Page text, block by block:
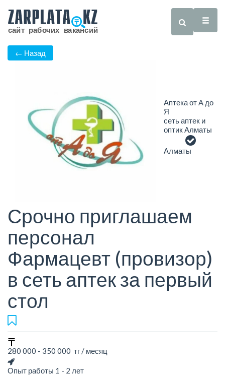
← Назад
Аптека от А до
Я
сеть аптек и
оптик Алматы
Алматы
Срочно приглашаем
персонал
Фармацевт (провизор)
в сеть аптек за первый
стол
280 000 - 350 000 тг / месяц
Опыт работы 1 - 2 лет